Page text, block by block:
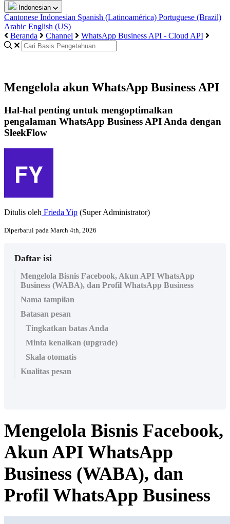
Indonesian
Cantonese Indonesian Spanish (Latinoamérica) Portuguese (Brazil)
Arabic English (US)
Beranda
Channel WhatsApp Business API - Cloud API
Mengelola akun WhatsApp Business API
Hal-hal penting untuk mengoptimalkan
pengalaman WhatsApp Business API Anda dengan
SleekFlow
Ditulis oleh Frieda Yip (Super Administrator)
Diperbarui pada March 4th, 2026
Daftar isi
Mengelola Bisnis Facebook, Akun API WhatsApp
Business (WABA), dan Profil WhatsApp Business
Nama tampilan
Batasan pesan
Tingkatkan batas Anda
Minta kenaikan (upgrade)
Skala otomatis
Kualitas pesan
Mengelola Bisnis Facebook,
Akun API WhatsApp
Business (WABA), dan
Profil WhatsApp Business